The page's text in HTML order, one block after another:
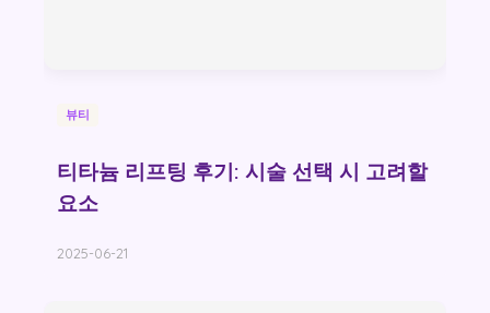
뷰티
티타늄 리프팅 후기: 시술 선택 시 고려할
요소
2025-06-21